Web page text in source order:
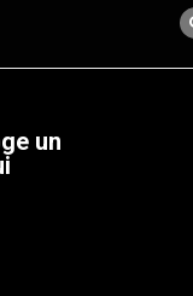
un